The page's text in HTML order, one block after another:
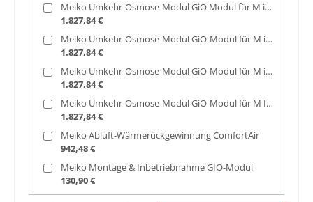
Meiko Umkehr-Osmose-Modul GiO Modul für M iClean UM Plus Sockel 120mm
1.827,84 €
Meiko Umkehr-Osmose-Modul GiO-Modul für M iClean UM Plus Sockel 150mm
1.827,84 €
Meiko Umkehr-Osmose-Modul GiO-Modul für M iClean UM Plus Rückwand
1.827,84 €
Meiko Umkehr-Osmose-Modul GiO-Modul für M IClean UM Plus separat
1.827,84 €
Meiko Abluft-Wärmerückgewinnung ComfortAir
942,48 €
Meiko Montage & Inbetriebnahme GIO-Modul
130,90 €